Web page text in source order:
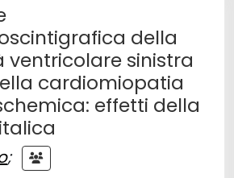
della
ventricolare sinistra
cardiomiopatia
effetti della
;